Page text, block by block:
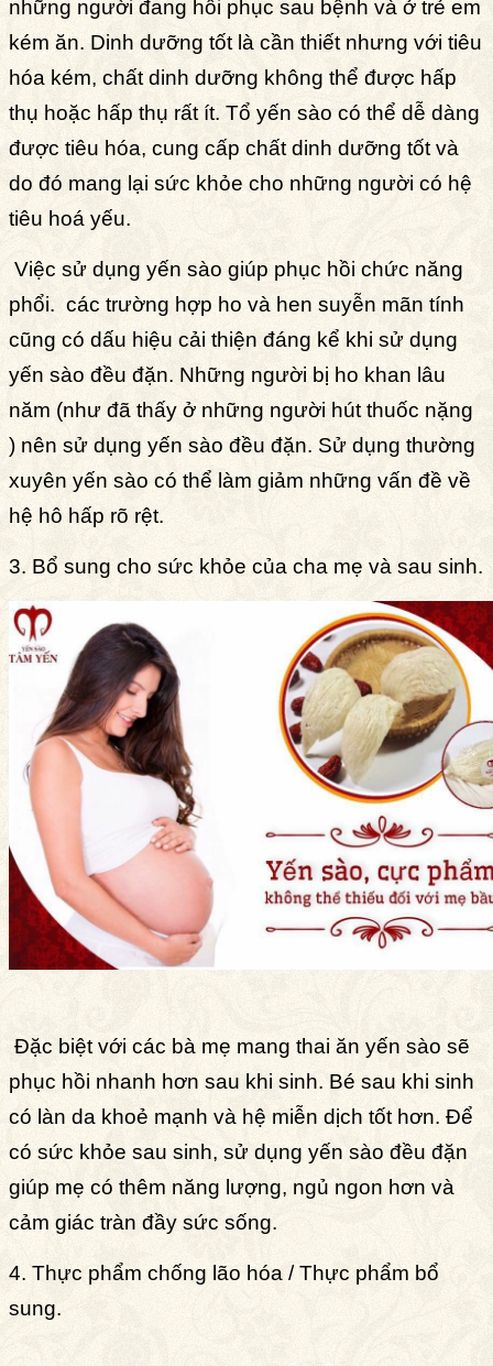
những người đang hồi phục sau bệnh và ở trẻ em
kém ăn. Dinh dưỡng tốt là cần thiết nhưng với tiêu
hóa kém, chất dinh dưỡng không thể được hấp
thụ hoặc hấp thụ rất ít. Tổ yến sào có thể dễ dàng
được tiêu hóa, cung cấp chất dinh dưỡng tốt và
do đó mang lại sức khỏe cho những người có hệ
tiêu hoá yếu.
Việc sử dụng yến sào giúp phục hồi chức năng
phổi. các trường hợp ho và hen suyễn mãn tính
cũng có dấu hiệu cải thiện đáng kể khi sử dụng
yến sào đều đặn. Những người bị ho khan lâu
năm (như đã thấy ở những người hút thuốc nặng
) nên sử dụng yến sào đều đặn. Sử dụng thường
xuyên yến sào có thể làm giảm những vấn đề về
hệ hô hấp rõ rệt.
3. Bổ sung cho sức khỏe của cha mẹ và sau sinh.
Đặc biệt với các bà mẹ mang thai ăn yến sào sẽ
phục hồi nhanh hơn sau khi sinh. Bé sau khi sinh
có làn da khoẻ mạnh và hệ miễn dịch tốt hơn. Để
có sức khỏe sau sinh, sử dụng yến sào đều đặn
giúp mẹ có thêm năng lượng, ngủ ngon hơn và
cảm giác tràn đầy sức sống.
4. Thực phẩm chống lão hóa / Thực phẩm bổ
sung.